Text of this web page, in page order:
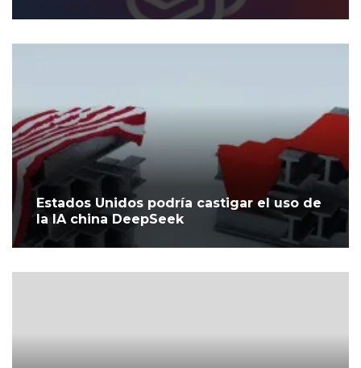
Estados Unidos podría castigar el uso de
la IA china DeepSeek